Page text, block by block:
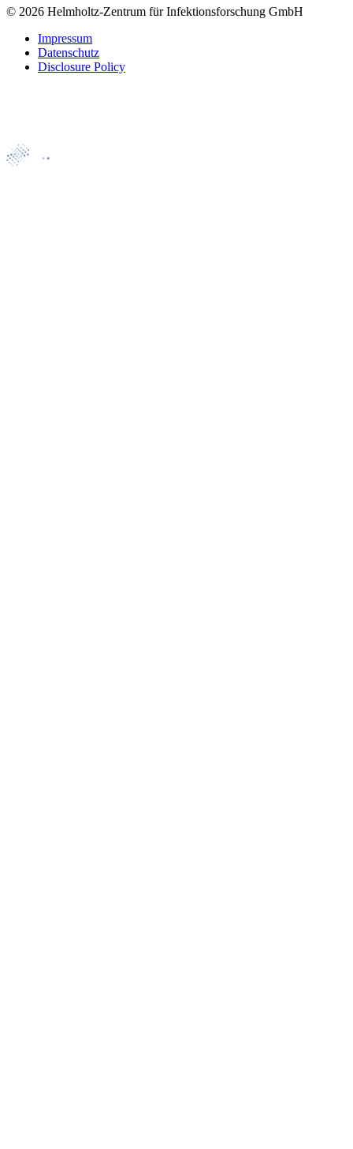
© 2026 Helmholtz-Zentrum für Infektionsforschung GmbH
Impressum
Datenschutz
Disclosure Policy